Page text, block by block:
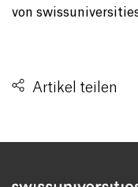
von
Artikel teilen